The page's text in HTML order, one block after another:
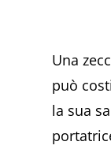
Una
può
la sua